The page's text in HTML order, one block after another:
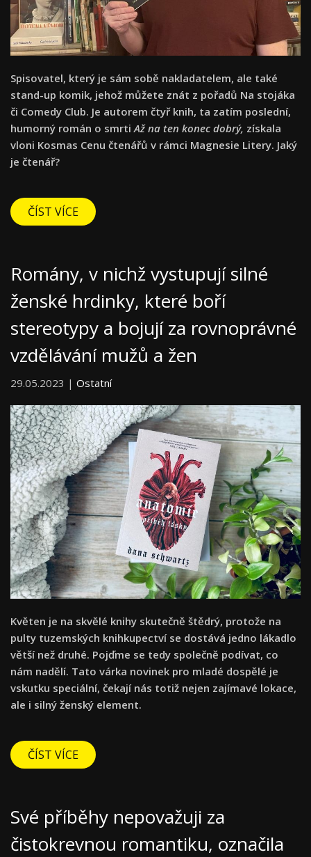
Spisovatel, který je sám sobě nakladatelem, ale také
stand-up komik, jehož můžete znát z pořadů Na stojáka
či Comedy Club. Je autorem čtyř knih, ta zatím poslední,
humorný román o smrti Až na ten konec dobrý, získala
vloni Kosmas Cenu čtenářů v rámci Magnesie Litery. Jaký
je čtenář?
ČÍST VÍCE
Romány, v nichž vystupují silné
ženské hrdinky, které boří
stereotypy a bojují za rovnoprávné
vzdělávání mužů a žen
29.05.2023 | Ostatní
Květen je na skvělé knihy skutečně štědrý, protože na
pulty tuzemských knihkupectví se dostává jedno lákadlo
větší než druhé. Pojďme se tedy společně podívat, co
nám nadělí. Tato várka novinek pro mladé dospělé je
vskutku speciální, čekají nás totiž nejen zajímavé lokace,
ale i silný ženský element.
ČÍST VÍCE
Své příběhy nepovažuji za
čistokrevnou romantiku, označila